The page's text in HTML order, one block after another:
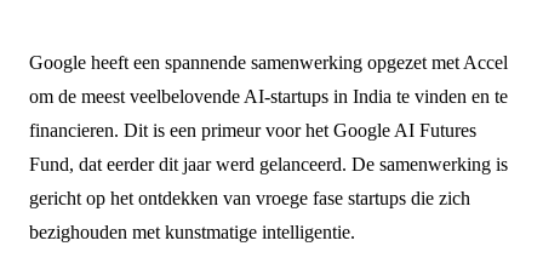
Google heeft een spannende samenwerking opgezet met Accel
om de meest veelbelovende AI-startups in India te vinden en te
financieren. Dit is een primeur voor het Google AI Futures
Fund, dat eerder dit jaar werd gelanceerd. De samenwerking is
gericht op het ontdekken van vroege fase startups die zich
bezighouden met kunstmatige intelligentie.